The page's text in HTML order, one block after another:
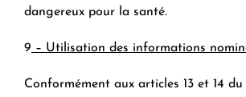
dangereux pour la santé.
9 – Utilisation des informations
Conformément aux articles 13 et 14